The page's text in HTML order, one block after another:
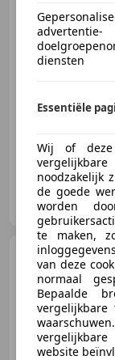
03/2008
Greven Automotive
NL-9502 EC
diensten
Essentiële
Wij of deze
noodzakelijk
de goede
worden
te maken,
van deze
normaal
Bepaalde
website